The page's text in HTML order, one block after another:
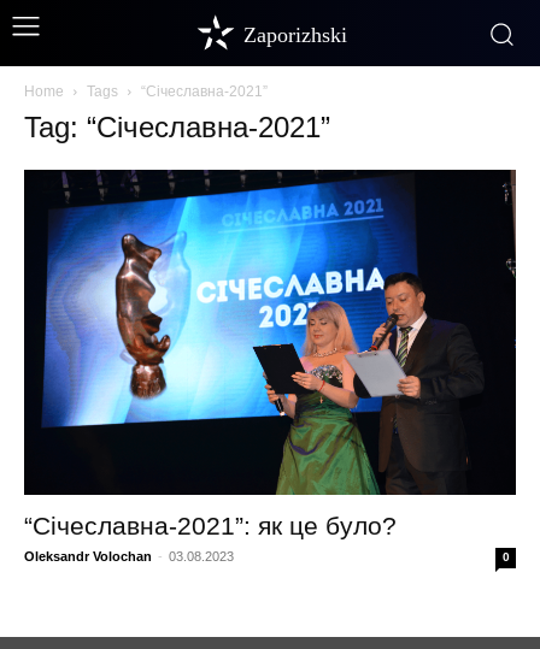
Zaporizhski
Home Tags “Січеславна-2021”
Tag: “Січеславна-2021”
“Січеславна-2021”: як це було?
Oleksandr Volochan - 03.08.2023 0